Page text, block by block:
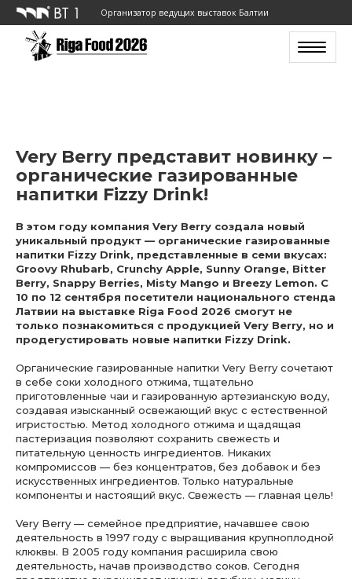
Организатор ведущих выставок Балтии
Toggle
Very Berry представит новинку –
органические газированные
напитки Fizzy Drink!
В этом году компания Very Berry создала новый
уникальный продукт — органические газированные
напитки Fizzy Drink, представленные в семи вкусах:
Groovy Rhubarb, Crunchy Apple, Sunny Orange, Bitter
Berry, Snappy Berries, Misty Mango и Breezy Lemon. С
10 по 12 сентября посетители национального стенда
Латвии на выставке Riga Food 2026 смогут не
только познакомиться с продукцией Very Berry, но и
продегустировать новые напитки Fizzy Drink.
Органические газированные напитки Very Berry сочетают
в себе соки холодного отжима, тщательно
приготовленные чаи и газированную артезианскую воду,
создавая изысканный освежающий вкус с естественной
игристостью. Метод холодного отжима и щадящая
пастеризация позволяют сохранить свежесть и
питательную ценность ингредиентов. Никаких
компромиссов — без концентратов, без добавок и без
искусственных ингредиентов. Только натуральные
компоненты и настоящий вкус. Свежесть — главная цель!
Very Berry — семейное предприятие, начавшее свою
деятельность в 1997 году с выращивания крупноплодной
клюквы. В 2005 году компания расширила свою
деятельность, начав производство соков. Сегодня